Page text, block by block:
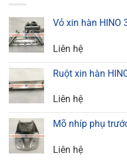
Vỏ xin hàn HINO
Liên hệ
Ruột xin hàn
Liên hệ
Mõ nhíp phụ
Liên hệ